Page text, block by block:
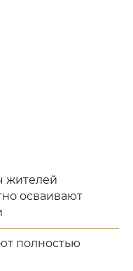
жителей
осваивают
полностью